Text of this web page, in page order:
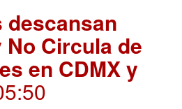
descansan
No Circula de
en CDMX y